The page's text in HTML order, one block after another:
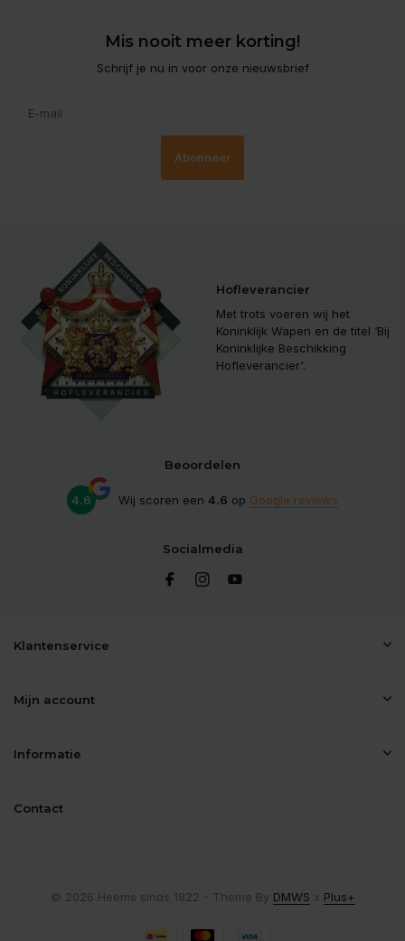
Mis nooit meer korting!
Schrijf je nu in voor onze nieuwsbrief
Abonneer
Hofleverancier
Met trots voeren wij het
Koninklijk Wapen en de titel ‘Bij
Koninklijke Beschikking
Hofleverancier'.
Beoordelen
4.6 Wij scoren een 4.6 op Google reviews
Socialmedia
Klantenservice
Mijn account
Informatie
Contact
© 2026 Heems sinds 1822 - Theme By DMWS x Plus+